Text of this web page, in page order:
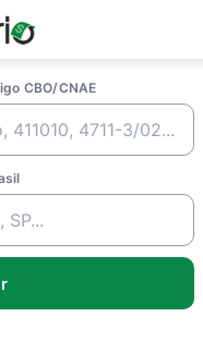
CBO/CNAE